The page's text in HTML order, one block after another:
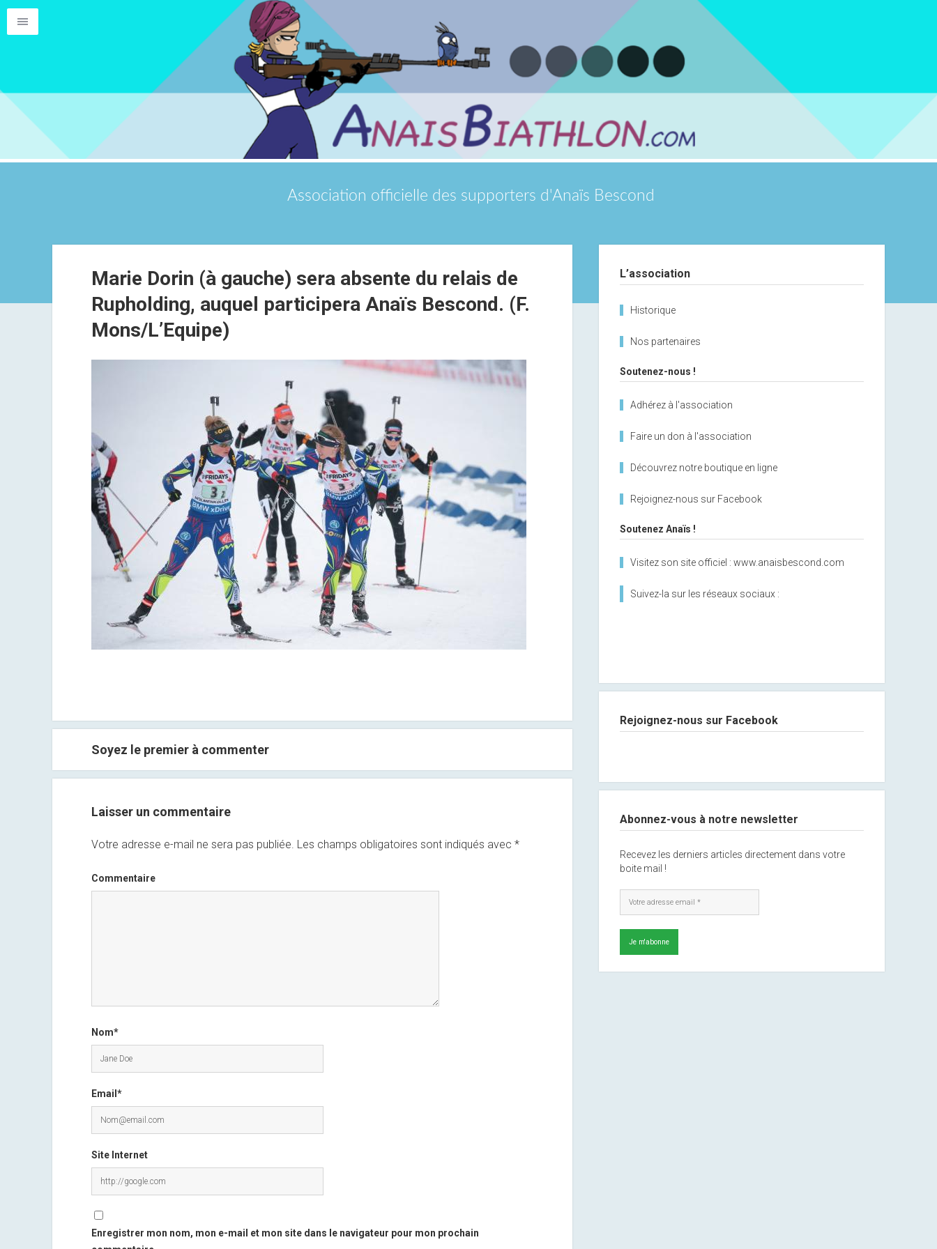
Association officielle des supporters d'Anaïs Bescond
Marie Dorin (à gauche) sera absente du relais de
Rupholding, auquel participera Anaïs Bescond. (F.
Mons/L’Equipe)
Soyez le premier à commenter
Laisser un commentaire
Votre adresse e-mail ne sera pas publiée. Les champs obligatoires sont indiqués avec *
Commentaire
Nom*
Email*
Site Internet
Enregistrer mon nom, mon e-mail et mon site dans le navigateur pour mon prochain
L’association
Historique
Nos partenaires
Soutenez-nous !
Adhérez à l'association
Faire un don à l'association
Découvrez notre boutique en ligne
Rejoignez-nous sur Facebook
Soutenez Anaïs !
Visitez son site officiel : www.anaisbescond.com
Suivez-la sur les réseaux sociaux :
Rejoignez-nous sur Facebook
Abonnez-vous à notre newsletter
Recevez les derniers articles directement dans votre
boite mail !